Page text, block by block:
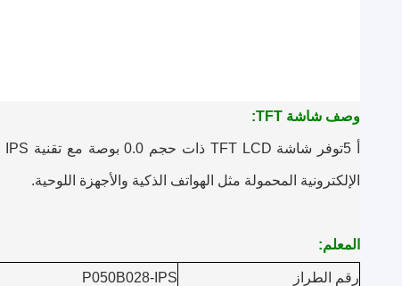
وصف شاشة TFT:
الإلكترونية المحمولة مثل الهواتف الذكية والأجهزة اللوحية.
المعلم:
رقم الطراز P050B028-IPS